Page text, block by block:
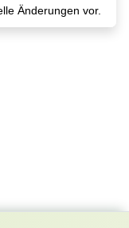
Änderungen vor.